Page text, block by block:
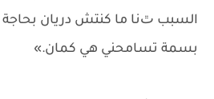
السبب ﭢنا ما كنتش دريان بحاجة
بسمة تسامحني هي كمان.»